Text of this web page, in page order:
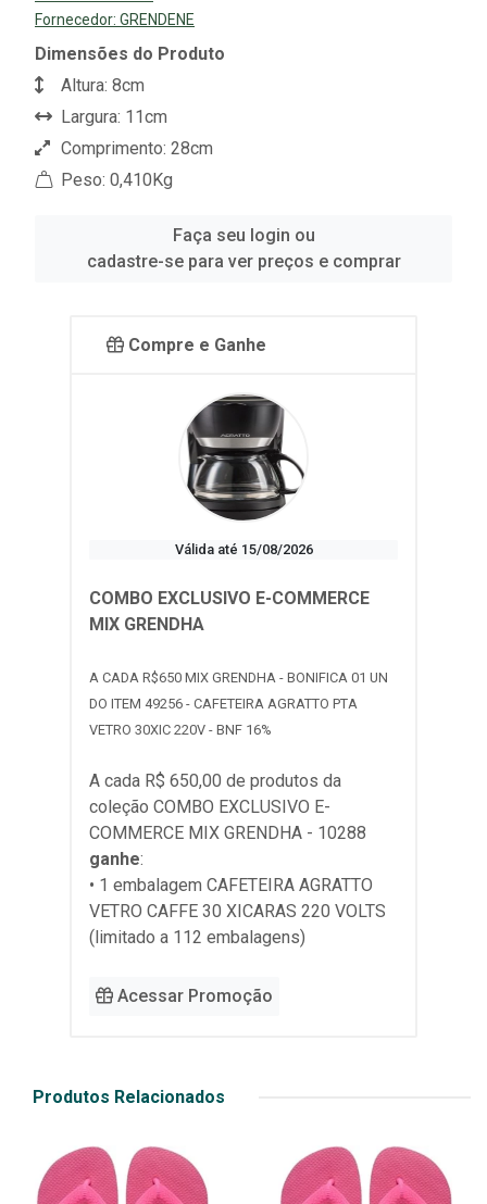
Fornecedor: GRENDENE
Dimensões do Produto
Altura: 8cm
Largura: 11cm
Comprimento: 28cm
Peso: 0,410Kg
Faça seu login ou
cadastre-se para ver preços e comprar
Compre e Ganhe
Válida até 15/08/2026
COMBO EXCLUSIVO E-COMMERCE
MIX GRENDHA
A CADA R$650 MIX GRENDHA - BONIFICA 01 UN
DO ITEM 49256 - CAFETEIRA AGRATTO PTA
VETRO 30XIC 220V - BNF 16%
A cada R$ 650,00 de produtos da
coleção COMBO EXCLUSIVO E-
COMMERCE MIX GRENDHA - 10288
ganhe:
• 1 embalagem CAFETEIRA AGRATTO
VETRO CAFFE 30 XICARAS 220 VOLTS
(limitado a 112 embalagens)
Acessar Promoção
Produtos Relacionados